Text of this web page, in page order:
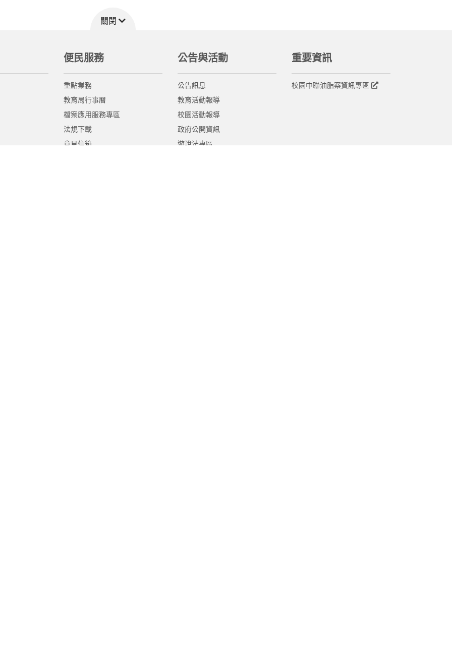
關閉
便民服務
重點業務
教育局行事曆
檔案應用服務專區
法規下載
意見信箱
公告與活動
公告訊息
教育活動報導
校園活動報導
政府公開資訊
遊說法專區
重要資訊
校園中聯油脂案資訊專區